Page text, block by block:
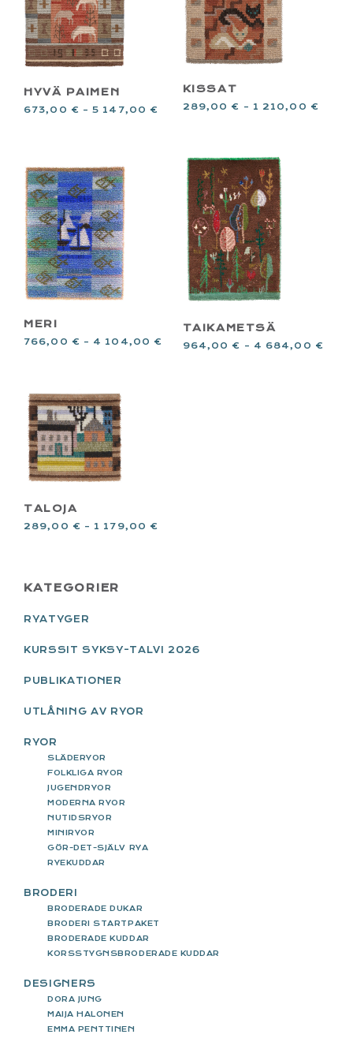
HYVÄ PAIMEN
673,00 € –5 147,00 €
KISSAT
289,00 € – 1 210,00 €
MERI
766,00 € – 4 104,00 €
TAIKAMETSÄ
964,00 € – 4 684,00 €
TALOJA
289,00 € – 1 179,00 €
PRIMARY
SIDEBAR
KATEGORIER
RYATYGER
KURSSIT SYKSY-TALVI 2026
PUBLIKATIONER
UTLÅNING AV RYOR
RYOR
SLÄDERYOR
FOLKLIGA RYOR
JUGENDRYOR
MODERNA RYOR
NUTIDSRYOR
MINIRYOR
GÖR-DET-SJÄLV RYA
RYEKUDDAR
BRODERI
BRODERADE DUKAR
BRODERI STARTPAKET
BRODERADE KUDDAR
KORSSTYGNSBRODERADE KUDDAR
DESIGNERS
DORA JUNG
MAIJA HALONEN
EMMA PENTTINEN